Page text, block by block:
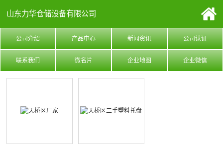
山东力华仓储设备有限公司
公司介绍 产品中心 新闻资讯 公司认证
联系我们 微名片 企业地图 企业微信